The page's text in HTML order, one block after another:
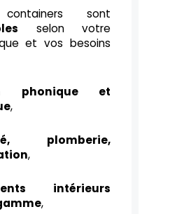
sont
selon votre
et vos besoins
phonique et
,
plomberie,
,
intérieurs
,